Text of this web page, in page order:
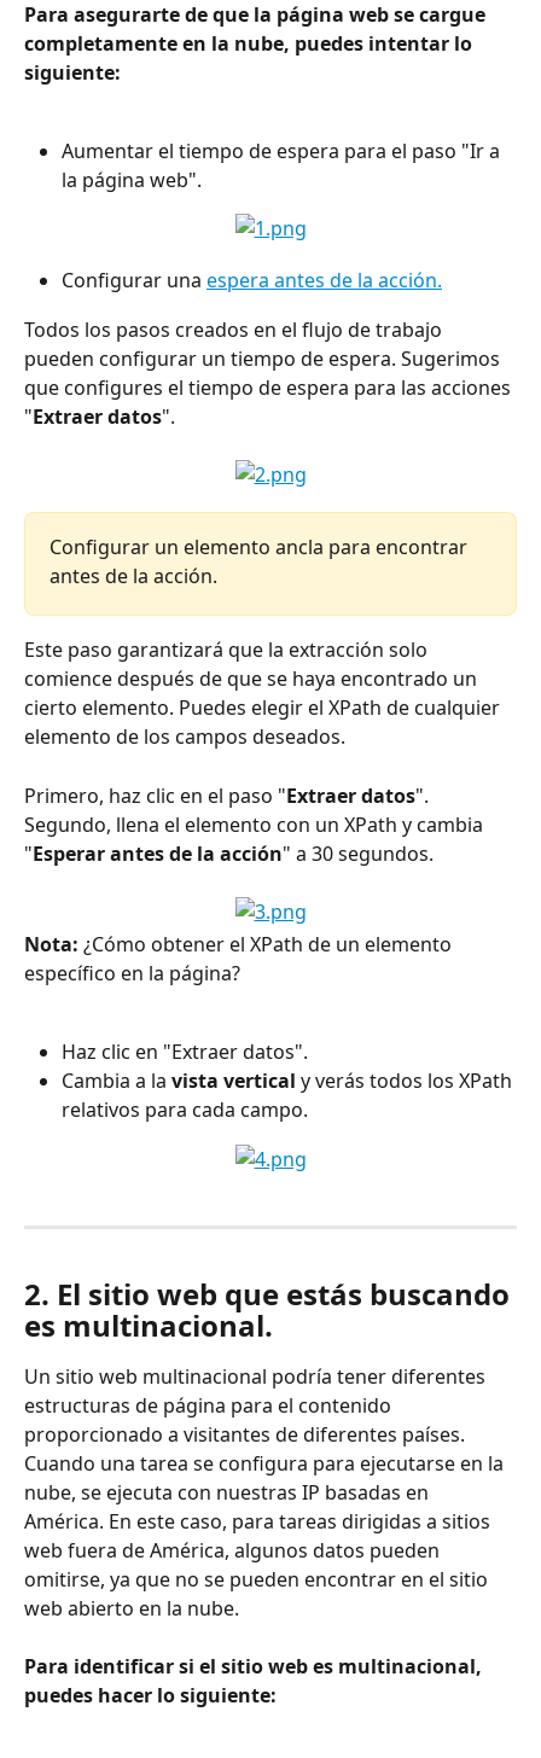
Para asegurarte de que la página web se cargue
completamente en la nube, puedes intentar lo
siguiente:
Aumentar el tiempo de espera para el paso "Ir a
la página web".
Configurar una espera antes de la acción.
Todos los pasos creados en el flujo de trabajo
pueden configurar un tiempo de espera. Sugerimos
que configures el tiempo de espera para las acciones
"Extraer datos".
Configurar un elemento ancla para encontrar
antes de la acción.
Este paso garantizará que la extracción solo
comience después de que se haya encontrado un
cierto elemento. Puedes elegir el XPath de cualquier
elemento de los campos deseados.
Primero, haz clic en el paso "Extraer datos".
Segundo, llena el elemento con un XPath y cambia
"Esperar antes de la acción" a 30 segundos.
Nota: ¿Cómo obtener el XPath de un elemento
específico en la página?
Haz clic en "Extraer datos".
Cambia a la vista vertical y verás todos los XPath
relativos para cada campo.
2. El sitio web que estás buscando
es multinacional.
Un sitio web multinacional podría tener diferentes
estructuras de página para el contenido
proporcionado a visitantes de diferentes países.
Cuando una tarea se configura para ejecutarse en la
nube, se ejecuta con nuestras IP basadas en
América. En este caso, para tareas dirigidas a sitios
web fuera de América, algunos datos pueden
omitirse, ya que no se pueden encontrar en el sitio
web abierto en la nube.
Para identificar si el sitio web es multinacional,
puedes hacer lo siguiente: